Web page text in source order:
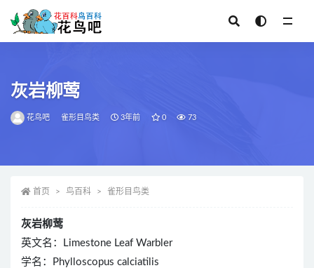
灰岩柳莺
花鸟吧 雀形目鸟类 3年前 0 73
首页 鸟百科 雀形目鸟类
灰岩柳莺
英文名：Limestone Leaf Warbler
学名：Phylloscopus calciatilis